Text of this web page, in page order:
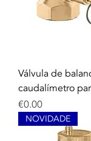
Válvula de
caudalímetro
Price
€0.00
NOVIDADE